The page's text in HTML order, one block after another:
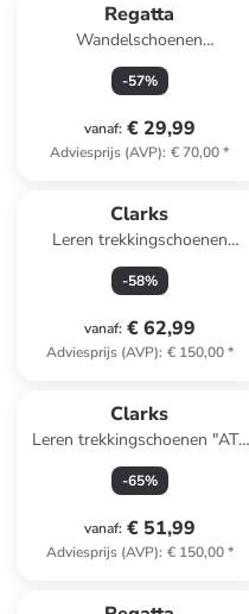
Regatta
Wandelschoenen
"Vendeavour" blauw
-57%
vanaf: € 29,99
Adviesprijs (AVP): € 70,00*
Clarks
Leren trekkingschoenen
"Spypath Lo GTX" zwart
-58%
vanaf: € 62,99
Adviesprijs (AVP): € 150,00*
Clarks
Leren trekkingschoenen "ATL
Trek GTX" bruin/kaki
-65%
vanaf: € 51,99
Adviesprijs (AVP): € 150,00*